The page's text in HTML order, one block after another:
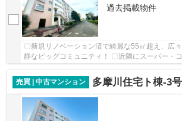
過去掲載物件
〇新規リノベーション済で綺麗な55㎡超え、広
静なビッグコミュニティ！ 〇近隣にスーパー・
売買 | 中古マンション
多摩川住宅ト棟-3